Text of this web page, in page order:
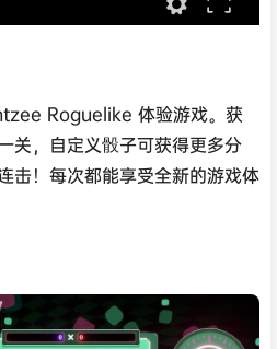
Roguelike 体验游戏。获
关，自定义骰子可获得更多分
击！每次都能享受全新的游戏体